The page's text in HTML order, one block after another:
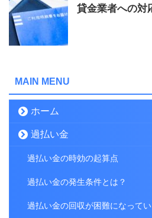
貸金業者への対
MAIN MENU
ホーム
過払い金
過払い金の時効の起算点
過払い金の発生条件とは？
過払い金の回収が困難になって